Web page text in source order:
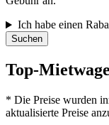
Ich habe einen
Suchen
Top-
* Die Preise wurden
aktualisierte Preise